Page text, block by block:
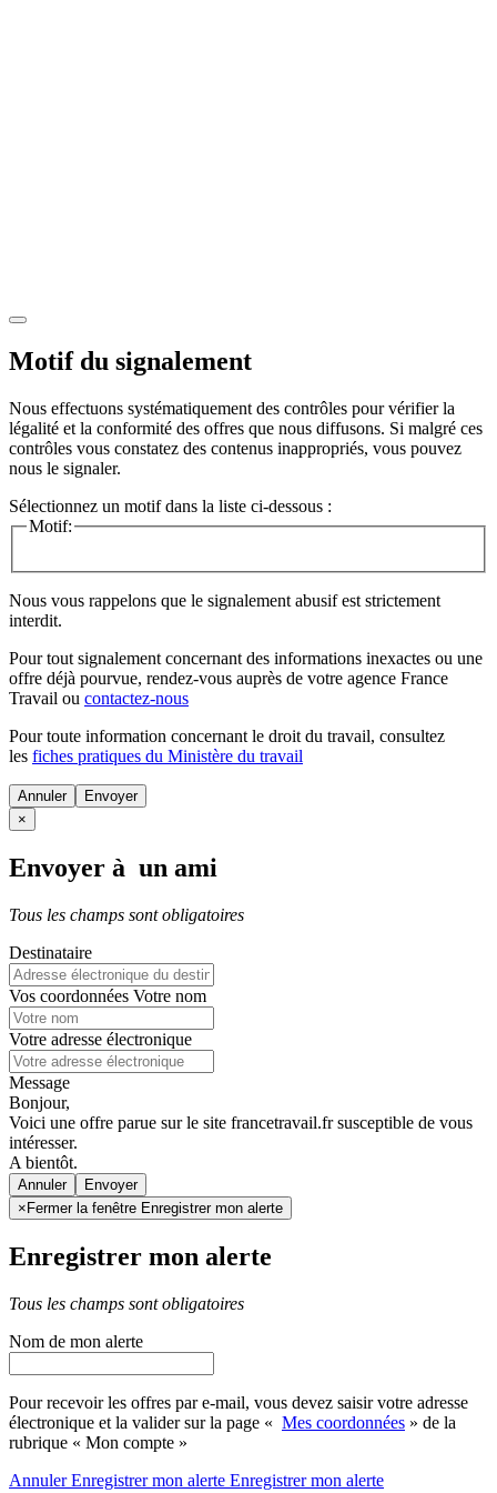
Motif du signalement
Nous effectuons systématiquement des contrôles pour vérifier la
légalité et la conformité des offres que nous diffusons. Si malgré ces
contrôles vous constatez des contenus inappropriés, vous pouvez
nous le signaler.
Sélectionnez un motif dans la liste ci-dessous :
Motif:
Nous vous rappelons que le signalement abusif est strictement
interdit.
Pour tout signalement concernant des informations inexactes ou une
offre déjà pourvue, rendez-vous auprès de votre agence France
Travail ou contactez-nous
Pour toute information concernant le droit du travail, consultez
les fiches pratiques du Ministère du travail
Annuler
×
Envoyer à un ami
Tous les champs sont obligatoires
Destinataire
Vos coordonnées Votre nom
Votre adresse électronique
Message
Bonjour,
Voici une offre parue sur le site francetravail.fr susceptible de vous
intéresser.
A bientôt.
Annuler
× Fermer la fenêtre Enregistrer mon alerte
Enregistrer mon alerte
Tous les champs sont obligatoires
Nom de mon alerte
Pour recevoir les offres par e-mail, vous devez saisir votre adresse
électronique et la valider sur la page « Mes coordonnées » de la
rubrique « Mon compte »
AnnulerEnregistrer mon alerte Enregistrermon alerte